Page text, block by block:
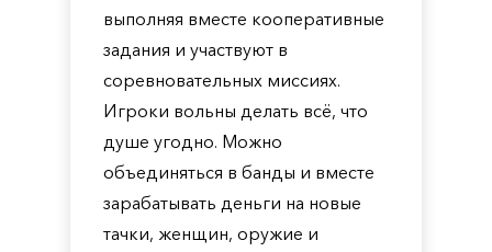
выполняя вместе кооперативные
задания и участвуют в
соревновательных миссиях.
Игроки вольны делать всё, что
душе угодно. Можно
объединяться в банды и вместе
зарабатывать деньги на новые
тачки, женщин, оружие и